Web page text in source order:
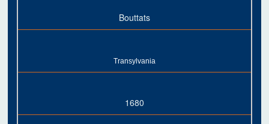
Bouttats
Transylvania
1680